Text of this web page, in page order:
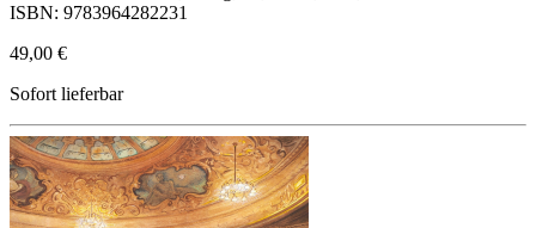
ISBN: 9783964282231
49,00 €
Sofort lieferbar